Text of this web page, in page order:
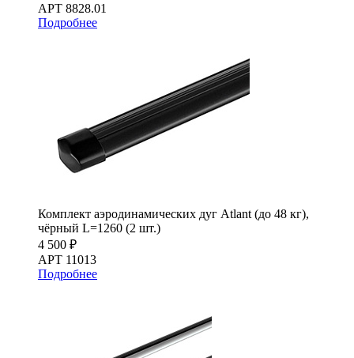
АРТ 8828.01
Подробнее
Комплект аэродинамических дуг Atlant (до 48 кг),
чёрный L=1260 (2 шт.)
4 500 ₽
АРТ 11013
Подробнее